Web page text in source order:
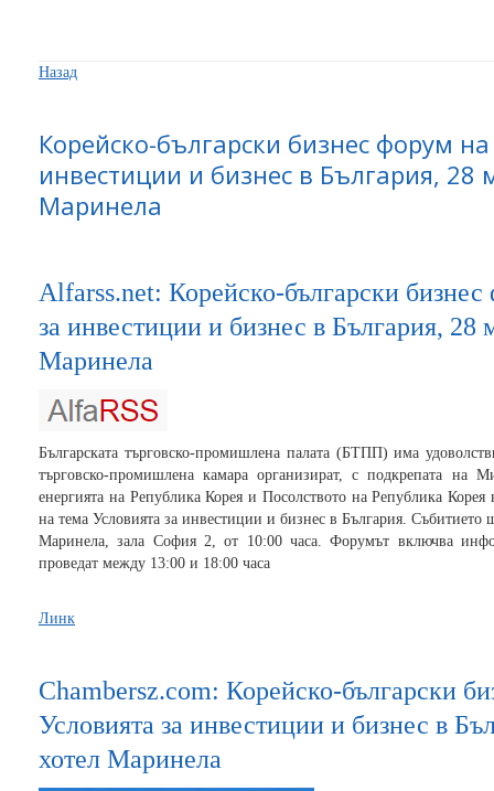
Назад
Корейско-български бизнес форум
инвестиции и бизнес в България, 28
Маринела
Alfarss.net: Корейско-български
за инвестиции и бизнес в България, 28
Маринела
Българската търговско-промишлена палата (БТПП) има
търговско-промишлена камара организират, с подкрепата на
енергията на Република Корея и Посолството на Република
на тема Условията за инвестиции и бизнес в България. Събитието
Маринела, зала София 2, от 10:00 часа. Форумът включва
проведат между 13:00 и 18:00 часа
Линк
Chambersz.com: Корейско-български
Условията за инвестиции и бизнес в
хотел Маринела